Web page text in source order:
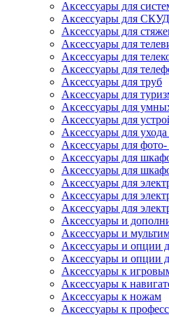
Аксессуары для
Аксессуары для СКУД
Аксессуары для
Аксессуары для
Аксессуары для
Аксессуары для
Аксессуары для труб
Аксессуары для
Аксессуары для
Аксессуары для
Аксессуары для
Аксессуары для
Аксессуары для
Аксессуары для
Аксессуары для
Аксессуары для
Аксессуары для
Аксессуары и
Аксессуары и
Аксессуары и опции
Аксессуары и опции
Аксессуары к
Аксессуары к
Аксессуары к ножам
Аксессуары к